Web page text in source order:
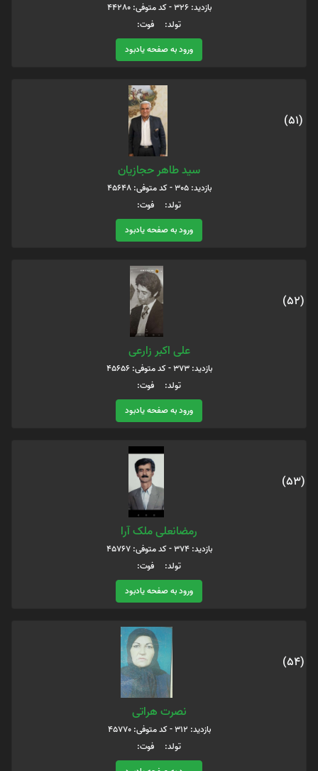
بازدید: 326 - کد متوفی: 44280
تولد: فوت:
ورود به صفحه یادبود
(51)
سید طاهر حجازیان
بازدید: 305 - کد متوفی: 45648
تولد: فوت:
ورود به صفحه یادبود
(52)
علی اکبر زارعی
بازدید: 373 - کد متوفی: 45656
تولد: فوت:
ورود به صفحه یادبود
(53)
رمضانعلی ملک آرا
بازدید: 374 - کد متوفی: 45767
تولد: فوت:
ورود به صفحه یادبود
(54)
نصرت هراتی
بازدید: 312 - کد متوفی: 45770
تولد: فوت: